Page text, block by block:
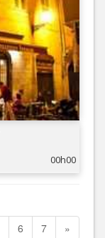
00h00
6 7 »